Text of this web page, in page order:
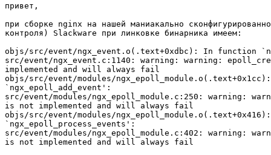
привет,
при сборке nginx на нашей маниакально
контроля) Slackware при линковке бинарника имеем:
objs/src/event/ngx_event.o(.text+0xdbc): In function
src/event/ngx_event.c:1140: warning: warning:
implemented and will always fail
objs/src/event/modules/
`ngx_epoll_add_event':
src/event/modules/ngx_epoll_module.c:250: warning:
is not implemented and will always fail
objs/src/event/modules/
`ngx_epoll_process_events':
src/event/modules/ngx_epoll_module.c:402: warning:
is not implemented and will always fail